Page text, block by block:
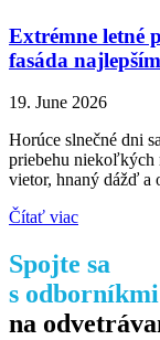
Extrémne letné
fasáda
19. June 2026
Horúce slnečné dni
priebehu niekoľkých
vietor, hnaný dážď a
Čítať viac
Spojte sa
s odborníkmi
na